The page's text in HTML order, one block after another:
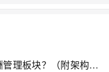
如何开发人事及OA管理系统的薪酬管理板块？（附架构图+流程图+代码参考）